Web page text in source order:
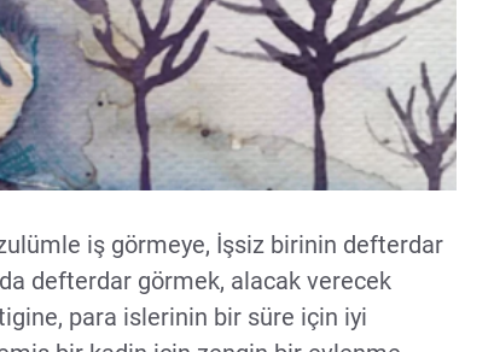
iş görmeye, İşsiz birinin defterdar
defterdar görmek, alacak verecek
para islerinin bir süre için iyi